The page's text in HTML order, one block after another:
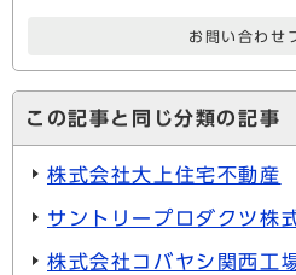
お問い合わせ
この記事と同じ分類の記事
株式会社大上住宅不動産
サントリープロダクツ株
株式会社コバヤシ関西工